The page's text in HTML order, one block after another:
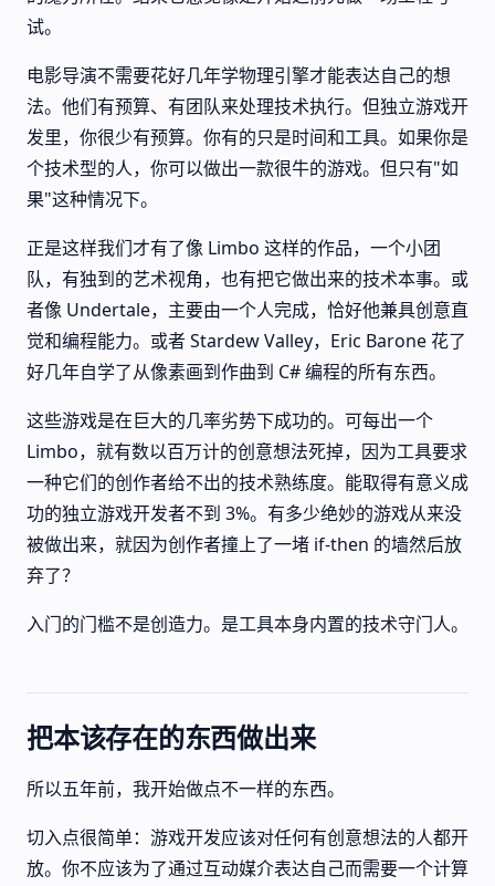
试。
电影导演不需要花好几年学物理引擎才能表达自己的想
法。他们有预算、有团队来处理技术执行。但独立游戏开
发里，你很少有预算。你有的只是时间和工具。如果你是
个技术型的人，你可以做出一款很牛的游戏。但只有"如
果"这种情况下。
正是这样我们才有了像 Limbo 这样的作品，一个小团
队，有独到的艺术视角，也有把它做出来的技术本事。或
者像 Undertale，主要由一个人完成，恰好他兼具创意直
觉和编程能力。或者 Stardew Valley，Eric Barone 花了
好几年自学了从像素画到作曲到 C# 编程的所有东西。
这些游戏是在巨大的几率劣势下成功的。可每出一个
Limbo，就有数以百万计的创意想法死掉，因为工具要求
一种它们的创作者给不出的技术熟练度。能取得有意义成
功的独立游戏开发者不到 3%。有多少绝妙的游戏从来没
被做出来，就因为创作者撞上了一堵 if-then 的墙然后放
弃了？
入门的门槛不是创造力。是工具本身内置的技术守门人。
把本该存在的东西做出来
所以五年前，我开始做点不一样的东西。
切入点很简单：游戏开发应该对任何有创意想法的人都开
放。你不应该为了通过互动媒介表达自己而需要一个计算